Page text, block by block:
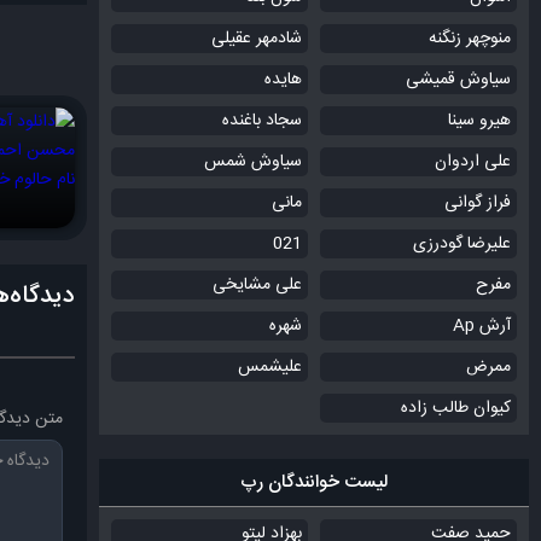
متن
منوچهر زنگنه
شادمهر عقیلی
سیاوش قمیشی
هایده
هیرو سینا
سجاد باغنده
علی اردوان
سیاوش شمس
فراز گوانی
مانی
علیرضا گودرزی
021
مفرح
علی مشایخی
آرش Ap
شهره
ممرض
علیشمس
کیوان طالب زاده
لیست خوانندگان رپ
حمید صفت
بهزاد لیتو